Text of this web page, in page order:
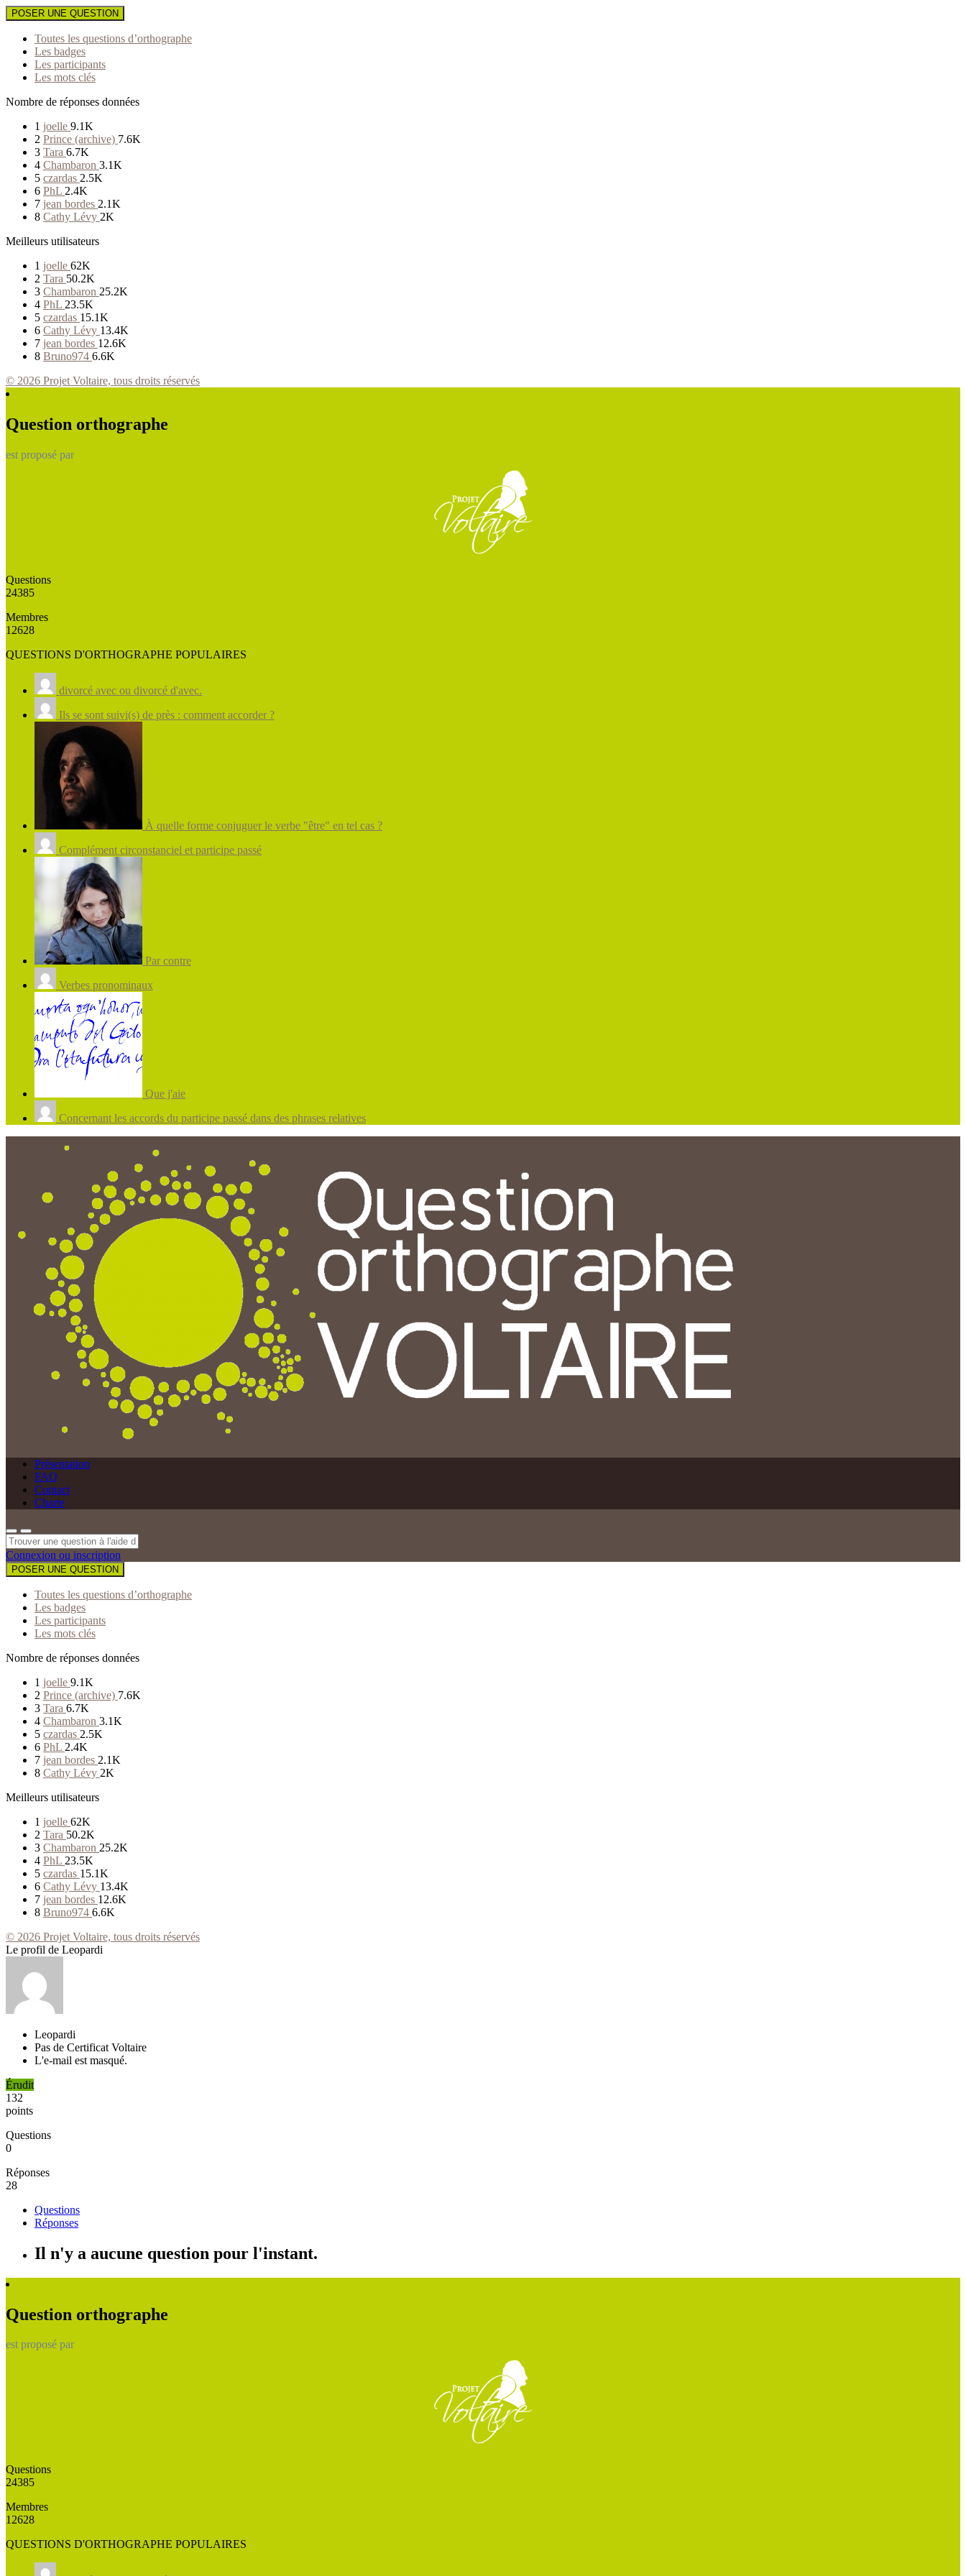
POSER UNE QUESTION
Toutes les questions d’orthographe
Les badges
Les participants
Les mots clés
Nombre de réponses données
1 joelle 9.1K
2 Prince (archive) 7.6K
3 Tara 6.7K
4 Chambaron 3.1K
5 czardas 2.5K
6 PhL 2.4K
7 jean bordes 2.1K
8 Cathy Lévy 2K
Meilleurs utilisateurs
1 joelle 62K
2 Tara 50.2K
3 Chambaron 25.2K
4 PhL 23.5K
5 czardas 15.1K
6 Cathy Lévy 13.4K
7 jean bordes 12.6K
8 Bruno974 6.6K
© 2026 Projet Voltaire, tous droits réservés
Question orthographe
est proposé par
Questions
24385
Membres
12628
QUESTIONS D'ORTHOGRAPHE POPULAIRES
divorcé avec ou divorcé d'avec.
Ils se sont suivi(s) de près : comment accorder ?
À quelle forme conjuguer le verbe "être" en tel cas ?
Complément circonstanciel et participe passé
Par contre
Verbes pronominaux
Que j'aie
Concernant les accords du participe passé dans des phrases relatives
Présentation
FAQ
Contact
Charte
Connexion ou inscription
POSER UNE QUESTION
Toutes les questions d’orthographe
Les badges
Les participants
Les mots clés
Nombre de réponses données
1 joelle 9.1K
2 Prince (archive) 7.6K
3 Tara 6.7K
4 Chambaron 3.1K
5 czardas 2.5K
6 PhL 2.4K
7 jean bordes 2.1K
8 Cathy Lévy 2K
Meilleurs utilisateurs
1 joelle 62K
2 Tara 50.2K
3 Chambaron 25.2K
4 PhL 23.5K
5 czardas 15.1K
6 Cathy Lévy 13.4K
7 jean bordes 12.6K
8 Bruno974 6.6K
© 2026 Projet Voltaire, tous droits réservés
Le profil de Leopardi
Leopardi
Pas de Certificat Voltaire
L'e-mail est masqué.
Érudit
132
points
Questions
0
Réponses
28
Questions
Réponses
Il n'y a aucune question pour l'instant.
Question orthographe
est proposé par
Questions
24385
Membres
12628
QUESTIONS D'ORTHOGRAPHE POPULAIRES